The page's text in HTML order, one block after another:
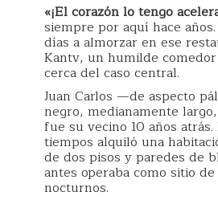
«¡El corazón lo tengo
siempre por aquí hace
días a almorzar en ese
Kantv, un humilde
cerca del caso central.
Juan Carlos —de aspecto
negro, medianamente
fue su vecino 10 años atrás.
tiempos alquiló una
de dos pisos y paredes de
antes operaba como sitio
nocturnos.